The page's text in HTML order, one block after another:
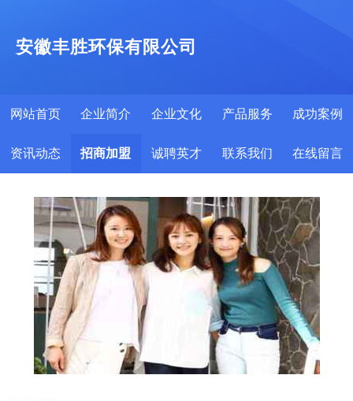
安徽丰胜环保有限公司
网站首页 企业简介 企业文化 产品服务 成功案例
资讯动态 招商加盟 诚聘英才 联系我们 在线留言